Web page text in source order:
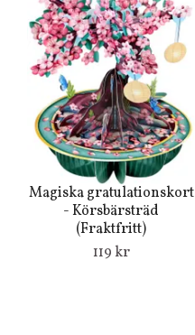
Magiska gratulationskort
- Körsbärsträd
(Fraktfritt)
119 kr